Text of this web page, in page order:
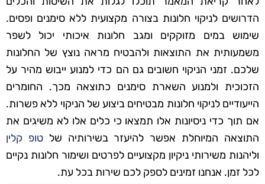
הדרושים לניקוי חלונות בצורה מקצועית ללא סימנים ופסים.
שימוש במים מזוקקים ומגב חלונות איכותי יכול לשפר
משמעותית את התוצאות ולהבטיח מראה נוצץ של החלונות
שלכם. זמני הניקוי חשובים גם הם כדי למנוע ייבוש מהיר על
הזכוכית ולמנוע השארת סימנים כתוצאה מכך. החומרים
הייעודיים לניקוי חלונות מבטיחים ביצוע של הניקוי ללא פשרות.
אם תוך כדי ניסיונות אלו תמצאו כי כלים אלו לא משיגים את
התוצאה המיוחלת אפשר להיעזר בשירותיה שלטופ קלין
וליהנות משירותי ניקיון מקצועיים לפרטים ושימור חלונות נקיים
לכל זמן. אנחנו זמינים לספק לכם שירות בכל עת.